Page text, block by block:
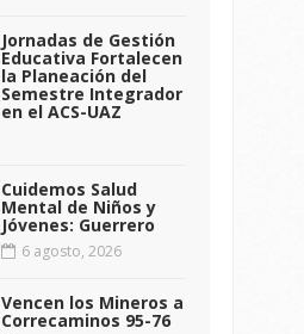
Jornadas de Gestión
Educativa Fortalecen
la Planeación del
Semestre Integrador
en el ACS-UAZ
Cuidemos Salud
Mental de Niños y
Jóvenes: Guerrero
6 agosto, 2026
Vencen los Mineros a
Correcaminos 95-76